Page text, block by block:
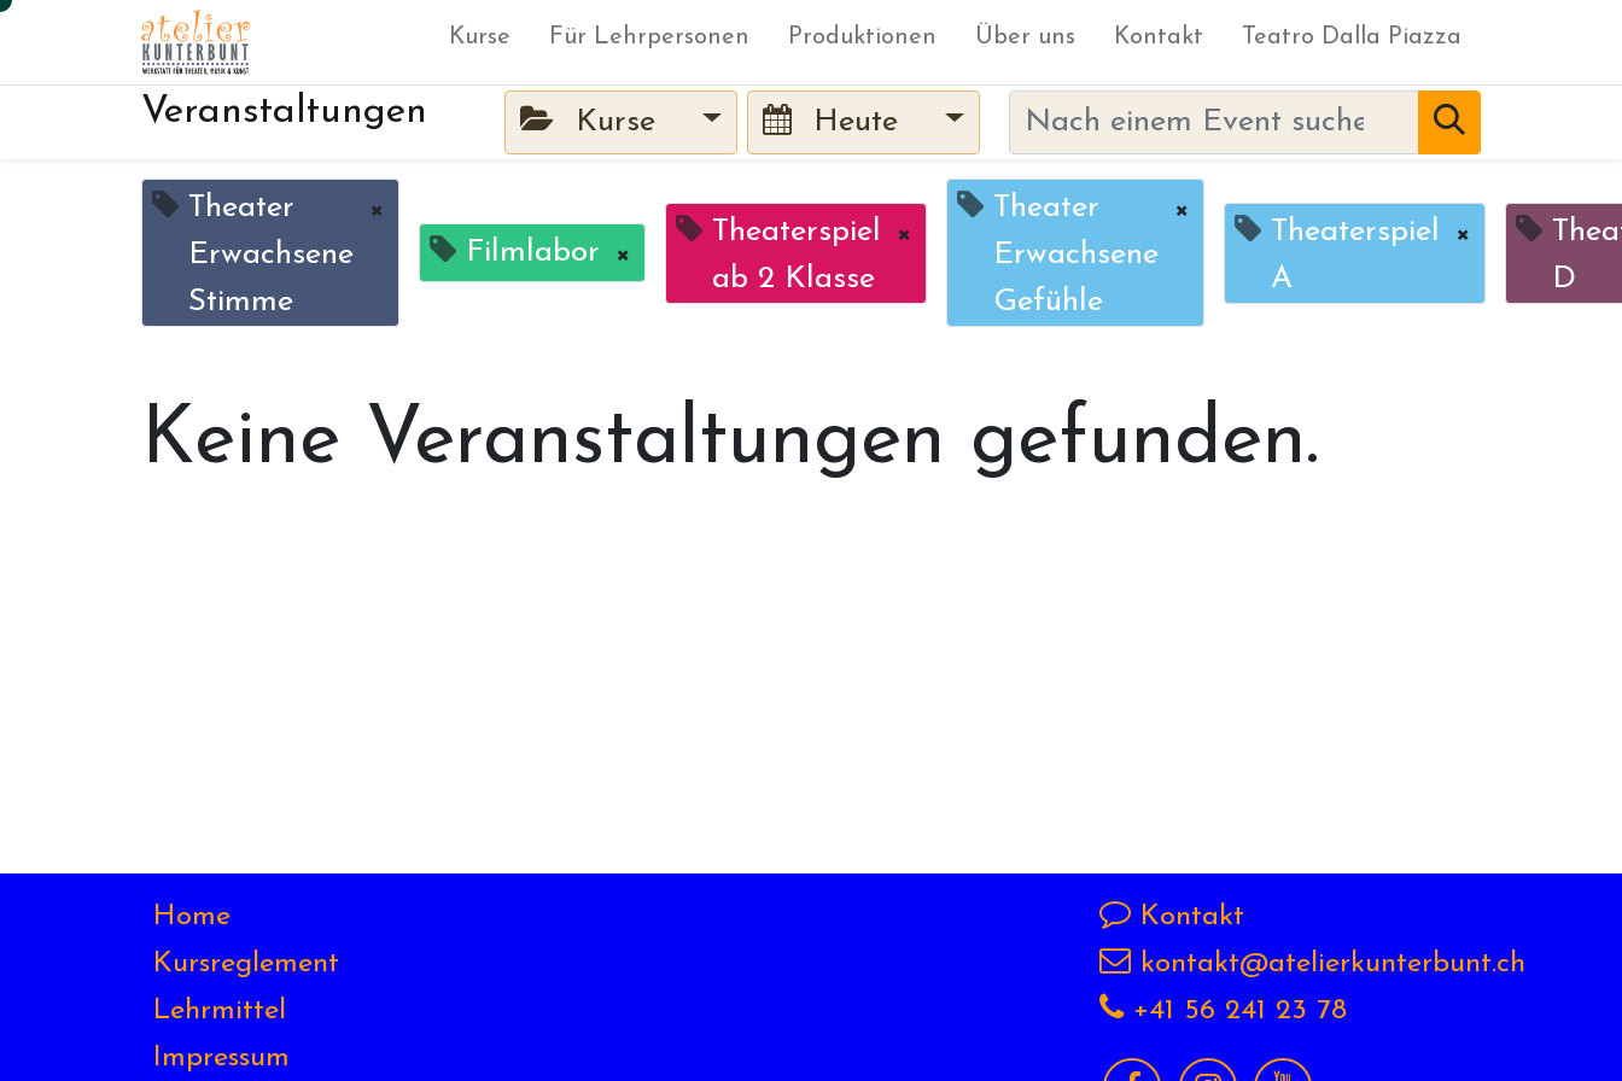
Kurse Für Lehrpersonen Produktionen Über uns Kontakt Teatro Dalla Piazza
Veranstaltungen Kurse Heute
Theater
Erwachsene
Stimme
×
Filmlabor ×
Theaterspiel
ab 2 Klasse
×
Theater
Erwachsene
Gefühle
×
Theaterspiel
A
×
D
Keine Veranstaltungen gefunden.
Home
Kursreglement
Lehrmittel
Impressum
Kontakt
kontakt@atelierkunterbunt.ch
+41 56 241 23 78